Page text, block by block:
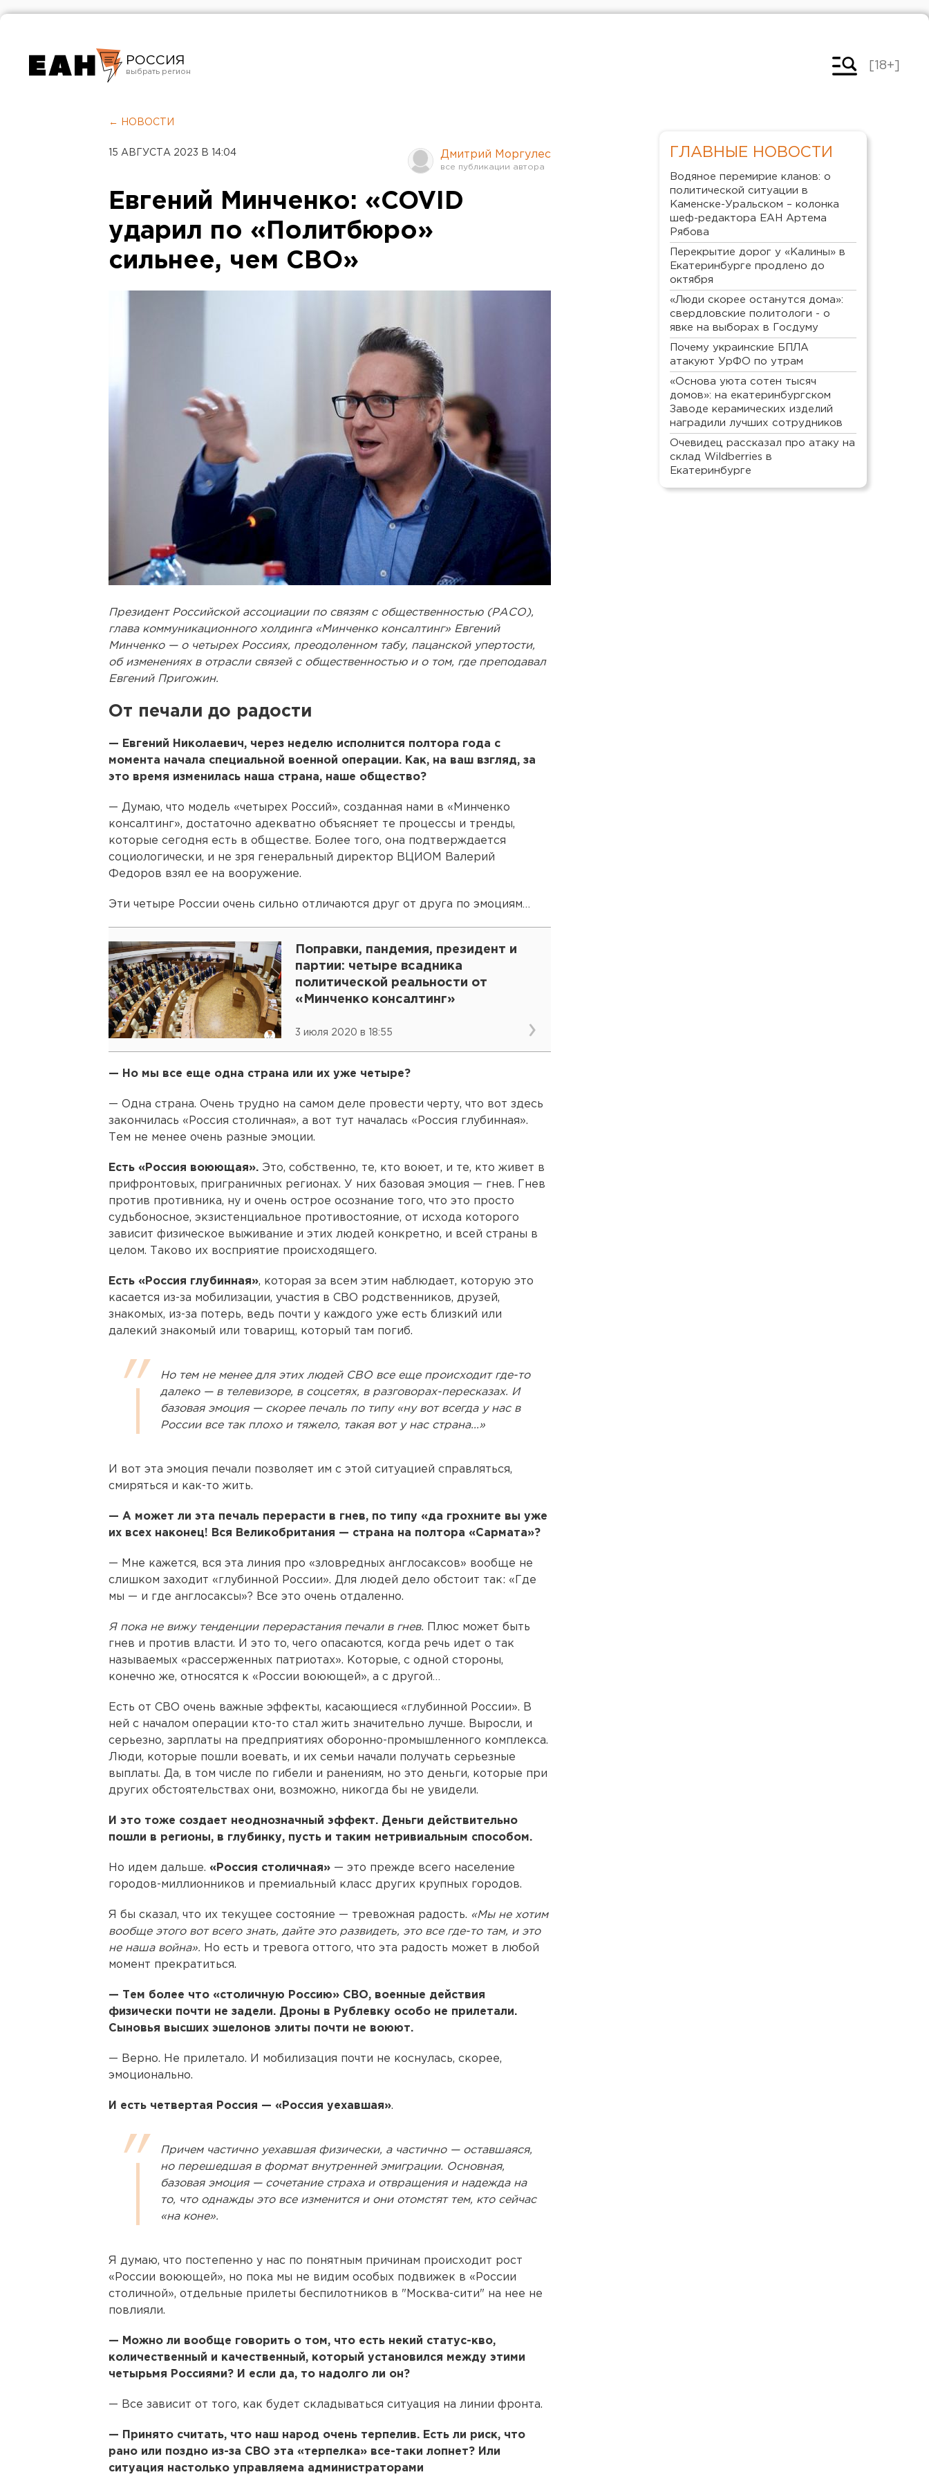
РОССИЯ
Челябинск
[18+]
← НОВОСТИ
15 АВГУСТА 2023 В 14:04 Дмитрий Моргулес
Евгений Минченко: «COVID
ударил по «Политбюро»
сильнее, чем СВО»
Президент Российской ассоциации по связям с общественностью (РАСО),
глава коммуникационного холдинга «Минченко консалтинг» Евгений
Минченко — о четырех Россиях, преодоленном табу, пацанской упертости,
об изменениях в отрасли связей с общественностью и о том, где преподавал
Евгений Пригожин.
От печали до радости
— Евгений Николаевич, через неделю исполнится полтора года с
момента начала специальной военной операции. Как, на ваш взгляд, за
это время изменилась наша страна, наше общество?
— Думаю, что модель «четырех Россий», созданная нами в «Минченко
консалтинг», достаточно адекватно объясняет те процессы и тренды,
которые сегодня есть в обществе. Более того, она подтверждается
социологически, и не зря генеральный директор ВЦИОМ Валерий
Федоров взял ее на вооружение.
Эти четыре России очень сильно отличаются друг от друга по эмоциям…
Поправки, пандемия, президент и
партии: четыре всадника
политической реальности от
«Минченко консалтинг»
3 июля 2020 в 18:55
— Но мы все еще одна страна или их уже четыре?
— Одна страна. Очень трудно на самом деле провести черту, что вот здесь
закончилась «Россия столичная», а вот тут началась «Россия глубинная».
Тем не менее очень разные эмоции.
Есть «Россия воюющая». Это, собственно, те, кто воюет, и те, кто живет в
прифронтовых, приграничных регионах. У них базовая эмоция — гнев. Гнев
против противника, ну и очень острое осознание того, что это просто
судьбоносное, экзистенциальное противостояние, от исхода которого
зависит физическое выживание и этих людей конкретно, и всей страны в
целом. Таково их восприятие происходящего.
Есть «Россия глубинная», которая за всем этим наблюдает, которую это
касается из-за мобилизации, участия в СВО родственников, друзей,
знакомых, из-за потерь, ведь почти у каждого уже есть близкий или
далекий знакомый или товарищ, который там погиб.
Но тем не менее для этих людей СВО все еще происходит где-то
далеко — в телевизоре, в соцсетях, в разговорах-пересказах. И
базовая эмоция — скорее печаль по типу «ну вот всегда у нас в
России все так плохо и тяжело, такая вот у нас страна...»
И вот эта эмоция печали позволяет им с этой ситуацией справляться,
смиряться и как-то жить.
— А может ли эта печаль перерасти в гнев, по типу «да грохните вы уже
их всех наконец! Вся Великобритания — страна на полтора «Сармата»?
— Мне кажется, вся эта линия про «зловредных англосаксов» вообще не
слишком заходит «глубинной России». Для людей дело обстоит так: «Где
мы — и где англосаксы»? Все это очень отдаленно.
Я пока не вижу тенденции перерастания печали в гнев. Плюс может быть
гнев и против власти. И это то, чего опасаются, когда речь идет о так
называемых «рассерженных патриотах». Которые, с одной стороны,
конечно же, относятся к «России воюющей», а с другой…
Есть от СВО очень важные эффекты, касающиеся «глубинной России». В
ней с началом операции кто-то стал жить значительно лучше. Выросли, и
серьезно, зарплаты на предприятиях оборонно-промышленного комплекса.
Люди, которые пошли воевать, и их семьи начали получать серьезные
выплаты. Да, в том числе по гибели и ранениям, но это деньги, которые при
других обстоятельствах они, возможно, никогда бы не увидели.
И это тоже создает неоднозначный эффект. Деньги действительно
пошли в регионы, в глубинку, пусть и таким нетривиальным способом.
Но идем дальше. «Россия столичная» — это прежде всего население
городов-миллионников и премиальный класс других крупных городов.
Я бы сказал, что их текущее состояние — тревожная радость. «Мы не хотим
вообще этого вот всего знать, дайте это развидеть, это все где-то там, и это
не наша война». Но есть и тревога оттого, что эта радость может в любой
момент прекратиться.
— Тем более что «столичную Россию» СВО, военные действия
физически почти не задели. Дроны в Рублевку особо не прилетали.
Сыновья высших эшелонов элиты почти не воюют.
— Верно. Не прилетало. И мобилизация почти не коснулась, скорее,
эмоционально.
И есть четвертая Россия — «Россия уехавшая».
Причем частично уехавшая физически, а частично — оставшаяся,
но перешедшая в формат внутренней эмиграции. Основная,
базовая эмоция — сочетание страха и отвращения и надежда на
то, что однажды это все изменится и они отомстят тем, кто сейчас
«на коне».
Я думаю, что постепенно у нас по понятным причинам происходит рост
«России воюющей», но пока мы не видим особых подвижек в «России
столичной», отдельные прилеты беспилотников в "Москва-сити" на нее не
повлияли.
— Можно ли вообще говорить о том, что есть некий статус-кво,
количественный и качественный, который установился между этими
четырьмя Россиями? И если да, то надолго ли он?
— Все зависит от того, как будет складываться ситуация на линии фронта.
— Принято считать, что наш народ очень терпелив. Есть ли риск, что
рано или поздно из-за СВО эта «терпелка» все-таки лопнет? Или
ситуация настолько управляема администраторами
ГЛАВНЫЕ НОВОСТИ
Водяное перемирие кланов: о
политической ситуации в
Каменске-Уральском – колонка
шеф-редактора ЕАН Артема
Рябова
Перекрытие дорог у «Калины» в
Екатеринбурге продлено до
октября
«Люди скорее останутся дома»:
свердловские политологи - о
явке на выборах в Госдуму
Почему украинские БПЛА
атакуют УрФО по утрам
«Основа уюта сотен тысяч
домов»: на екатеринбургском
Заводе керамических изделий
наградили лучших сотрудников
Очевидец рассказал про атаку на
склад Wildberries в
Екатеринбурге